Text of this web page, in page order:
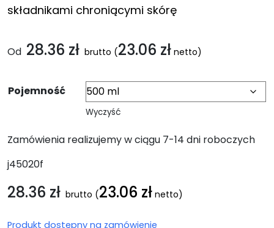
składnikami chroniącymi skórę
Od 28.36 zł brutto (23.06 zł netto)
Pojemność
Wyczyść
Zamówienia realizujemy w ciągu 7-14 dni roboczych
j45020f
28.36 zł brutto (23.06 zł netto)
Produkt dostępny na zamówienie